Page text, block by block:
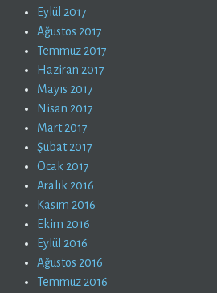
Eylül 2017
Ağustos 2017
Temmuz 2017
Haziran 2017
Mayıs 2017
Nisan 2017
Mart 2017
Şubat 2017
Ocak 2017
Aralık 2016
Kasım 2016
Ekim 2016
Eylül 2016
Ağustos 2016
Temmuz 2016